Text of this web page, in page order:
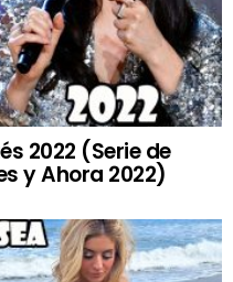
2022 (Serie de
y Ahora 2022)